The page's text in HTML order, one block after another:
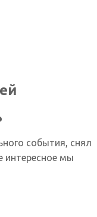
события, снял
интересное мы